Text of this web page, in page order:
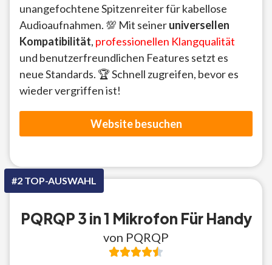
unangefochtene Spitzenreiter für kabellose
Audioaufnahmen. 💯 Mit seineruniversellen
Kompatibilität, professionellen Klangqualität
und benutzerfreundlichen Features setzt es
neue Standards. 🏆 Schnell zugreifen, bevor es
wieder vergriffen ist!
Website besuchen
#2 TOP-AUSWAHL
PQRQP 3 in 1 Mikrofon Für Handy
von PQRQP